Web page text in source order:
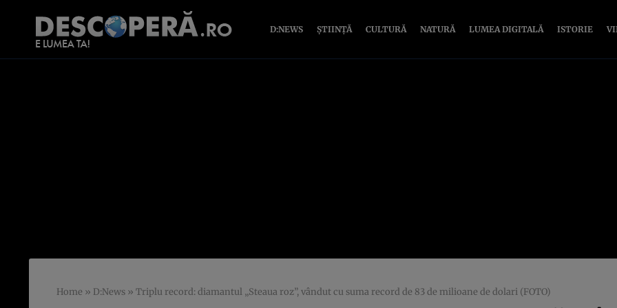
D:NEWS ȘTIINȚĂ CULTURĂ NATURĂ LUMEA DIGITALĂ ISTORIE
Home » D:News » Triplu record: diamantul „Steaua roz”, vândut cu suma record de 83 de milioane de dolari (FOTO)